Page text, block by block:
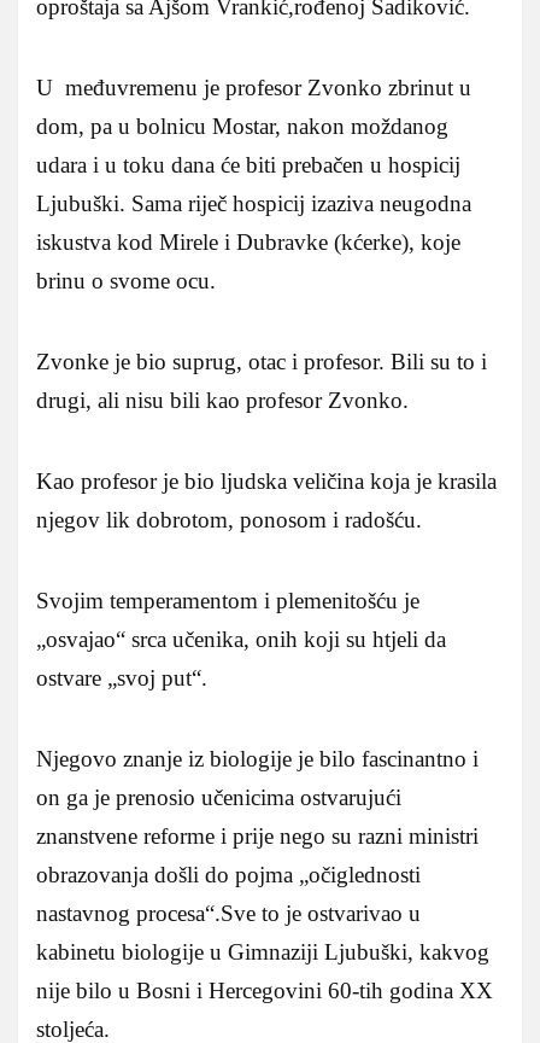
oproštaja sa Ajšom Vrankić,rođenoj Sadiković.
U međuvremenu je profesor Zvonko zbrinut u
dom, pa u bolnicu Mostar, nakon moždanog
udara i u toku dana će biti prebačen u hospicij
Ljubuški. Sama riječ hospicij izaziva neugodna
iskustva kod Mirele i Dubravke (kćerke), koje
brinu o svome ocu.
Zvonke je bio suprug, otac i profesor. Bili su to i
drugi, ali nisu bili kao profesor Zvonko.
Kao profesor je bio ljudska veličina koja je krasila
njegov lik dobrotom, ponosom i radošću.
Svojim temperamentom i plemenitošću je
„osvajao“ srca učenika, onih koji su htjeli da
ostvare „svoj put“.
Njegovo znanje iz biologije je bilo fascinantno i
on ga je prenosio učenicima ostvarujući
znanstvene reforme i prije nego su razni ministri
obrazovanja došli do pojma „očiglednosti
nastavnog procesa“.Sve to je ostvarivao u
kabinetu biologije u Gimnaziji Ljubuški, kakvog
nije bilo u Bosni i Hercegovini 60-tih godina XX
stoljeća.